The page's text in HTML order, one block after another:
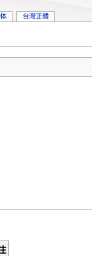
台灣正體